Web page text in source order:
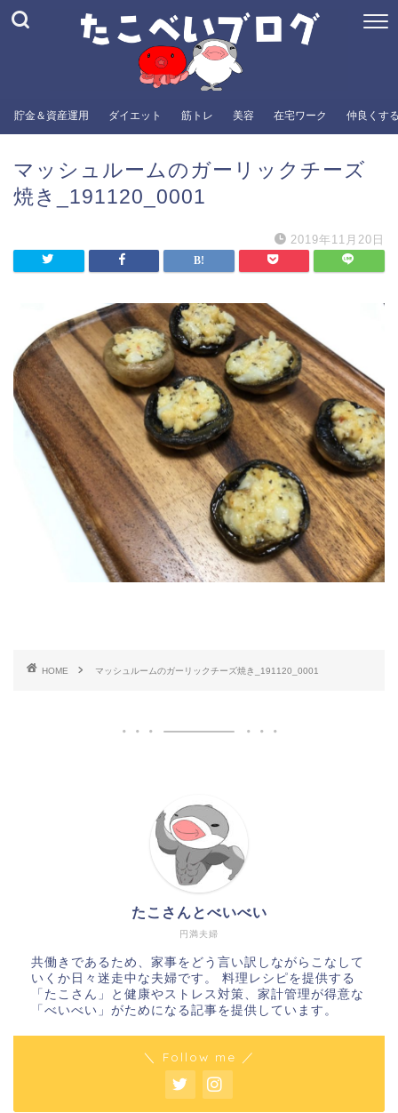
貯金＆資産運用 ダイエット 筋トレ 美容 在宅ワーク 仲良くす
マッシュルームのガーリックチーズ
焼き_191120_0001
2019年11月20日
HOME マッシュルームのガーリックチーズ焼き_191120_0001
円満夫婦
たこさんとべいべい
共働きであるため、家事をどう言い訳しながらこなして
いくか日々迷走中な夫婦です。 料理レシピを提供する
「たこさん」と健康やストレス対策、家計管理が得意な
「べいべい」がためになる記事を提供しています。
＼ Follow me ／